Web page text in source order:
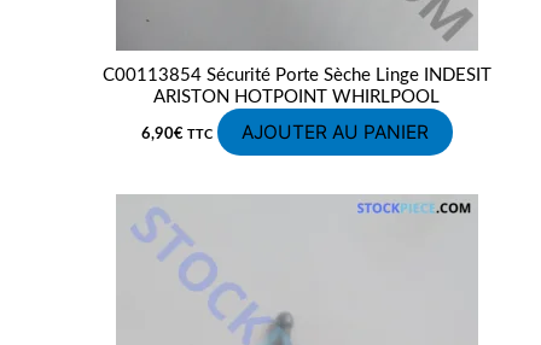
C00113854 Sécurité Porte Sèche Linge INDESIT
ARISTON HOTPOINT WHIRLPOOL
6,90€ TTC AJOUTER AU PANIER